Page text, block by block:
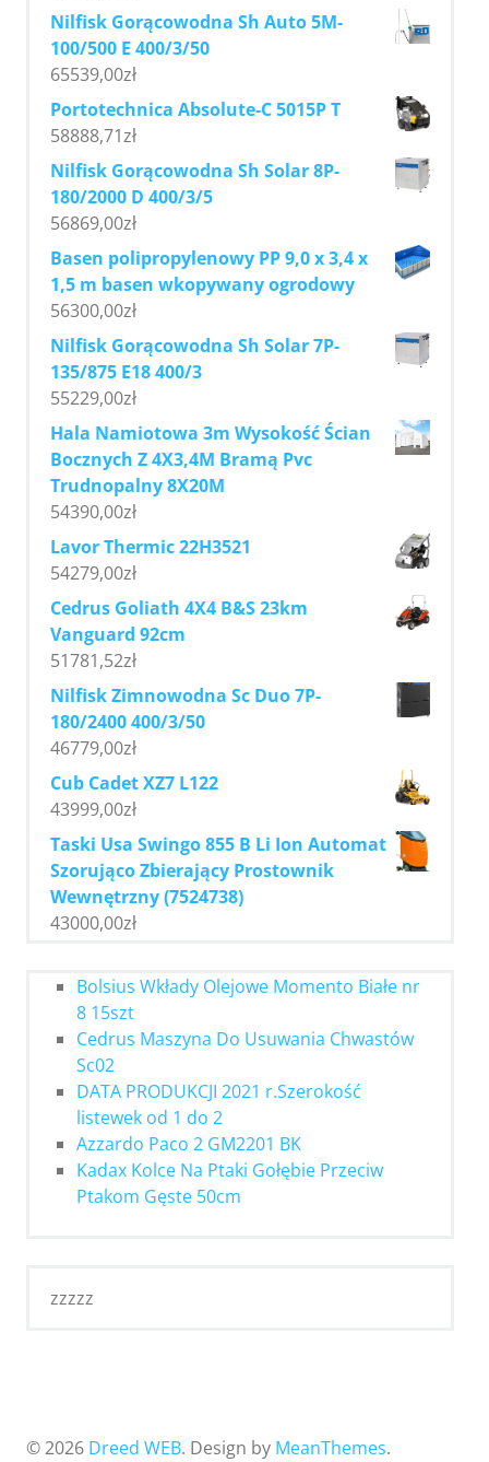
Nilfisk Gorącowodna Sh Auto 5M-
100/500 E 400/3/50
65539,00zł
Portotechnica Absolute-C 5015P T
58888,71zł
Nilfisk Gorącowodna Sh Solar 8P-
180/2000 D 400/3/5
56869,00zł
Basen polipropylenowy PP 9,0 x 3,4 x
1,5 m basen wkopywany ogrodowy
56300,00zł
Nilfisk Gorącowodna Sh Solar 7P-
135/875 E18 400/3
55229,00zł
Hala Namiotowa 3m Wysokość Ścian
Bocznych Z 4X3,4M Bramą Pvc
Trudnopalny 8X20M
54390,00zł
Lavor Thermic 22H3521
54279,00zł
Cedrus Goliath 4X4 B&S 23km
Vanguard 92cm
51781,52zł
Nilfisk Zimnowodna Sc Duo 7P-
180/2400 400/3/50
46779,00zł
Cub Cadet XZ7 L122
43999,00zł
Taski Usa Swingo 855 B Li Ion Automat
Szorująco Zbierający Prostownik
Wewnętrzny (7524738)
43000,00zł
Bolsius Wkłady Olejowe Momento Białe nr
8 15szt
Cedrus Maszyna Do Usuwania Chwastów
Sc02
DATA PRODUKCJI 2021 r.Szerokość
listewek od 1 do 2
Azzardo Paco 2 GM2201 BK
Kadax Kolce Na Ptaki Gołębie Przeciw
Ptakom Gęste 50cm
zzzzz
© 2026 Dreed WEB. Design by MeanThemes.